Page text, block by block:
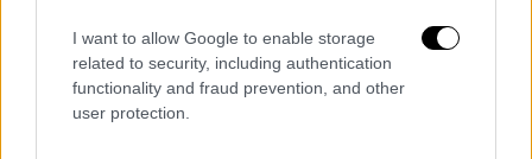
I want to allow Google to enable storage
related to security, including authentication
functionality and fraud prevention, and other
user protection.